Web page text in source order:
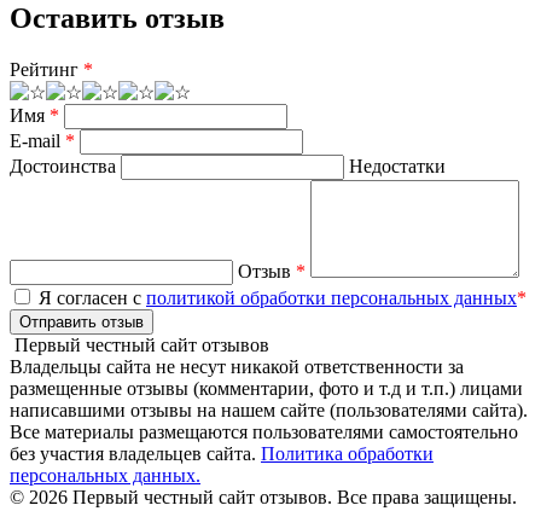
Оставить отзыв
Рейтинг *
Имя *
E-mail *
Достоинства
Недостатки
Отзыв *
Я согласен с политикой обработки персональных данных*
Отправить отзыв
Первый честный сайт отзывов
Владельцы сайта не несут никакой ответственности за
размещенные отзывы (комментарии, фото и т.д и т.п.) лицами
написавшими отзывы на нашем сайте (пользователями сайта).
Все материалы размещаются пользователями самостоятельно
без участия владельцев сайта. Политика обработки
персональных данных.
© 2026 Первый честный сайт отзывов. Все права защищены.